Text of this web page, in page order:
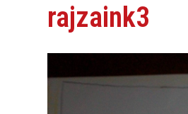
rajzaink3